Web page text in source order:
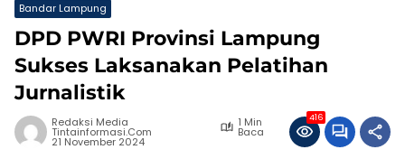
Bandar Lampung
DPD PWRI Provinsi Lampung
Sukses Laksanakan Pelatihan
Jurnalistik
Redaksi Media
Tintainformasi.com
1 Min
Baca
21 November 2024
416